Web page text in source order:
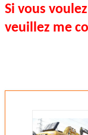
Si vous
veuillez me